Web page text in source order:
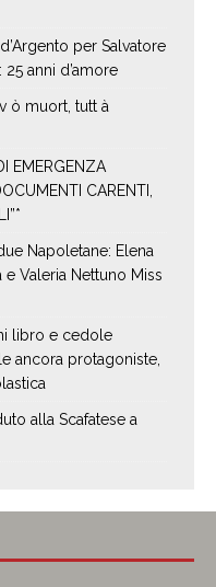
per Salvatore
anni d’amore
ò muort, tutt à
EMERGENZA
CARENTI,
Napoletane: Elena
e Valeria Nettuno Miss
libro e cedole
ancora protagoniste,
alla Scafatese a